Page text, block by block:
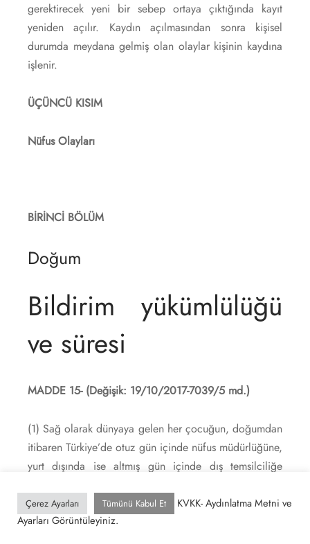
gerektirecek yeni bir sebep ortaya çıktığında kayıt
yeniden açılır. Kaydın açılmasından sonra kişisel
durumda meydana gelmiş olan olaylar kişinin kaydına
işlenir.
ÜÇÜNCÜ KISIM
Nüfus Olayları
BİRİNCİ BÖLÜM
Doğum
Bildirim yükümlülüğü
ve süresi
MADDE 15- (Değişik: 19/10/2017-7039/5 md.)
(1) Sağ olarak dünyaya gelen her çocuğun, doğumdan
itibaren Türkiye’de otuz gün içinde nüfus müdürlüğüne,
yurt dışında ise altmış gün içinde dış temsilciliğe
gerçekleştiren sağlık kuruluşlarına da yapılabilir.
Çerez Ayarları Tümünü Kabul Et
KVKK- Aydınlatma Metni ve
Ayarları Görüntüleyiniz.